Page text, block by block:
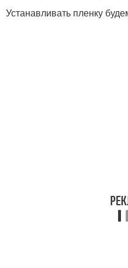
Устанавливать пленку